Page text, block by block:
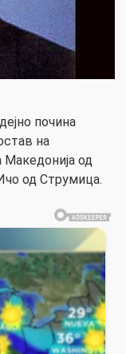
почина
на
од
од Струмица.